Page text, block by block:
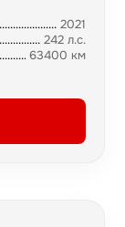
2021
242 л.с.
63400 км